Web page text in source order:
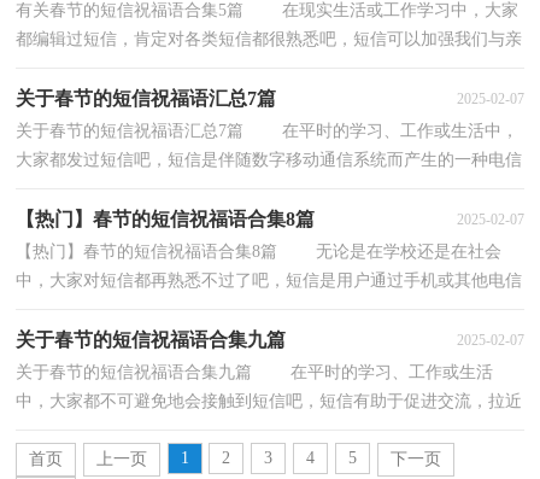
有关春节的短信祝福语合集5篇 在现实生活或工作学习中，大家
都编辑过短信，肯定对各类短信都很熟悉吧，短信可以加强我们与亲
关于春节的短信祝福语汇总7篇 2025-02-07
关于春节的短信祝福语汇总7篇 在平时的学习、工作或生活中，
大家都发过短信吧，短信是伴随数字移动通信系统而产生的一种电信
【热门】春节的短信祝福语合集8篇 2025-02-07
【热门】春节的短信祝福语合集8篇 无论是在学校还是在社会
中，大家对短信都再熟悉不过了吧，短信是用户通过手机或其他电信
关于春节的短信祝福语合集九篇 2025-02-07
关于春节的短信祝福语合集九篇 在平时的学习、工作或生活
中，大家都不可避免地会接触到短信吧，短信有助于促进交流，拉近
首页
上一页 1 2 3 4 5
下一页